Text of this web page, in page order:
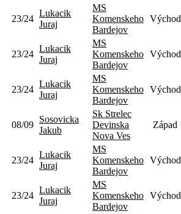
23/24
Lukacik
Juraj
MS
Komenskeho
Bardejov
Východ
23/24
Lukacik
Juraj
MS
Komenskeho
Bardejov
Východ
23/24
Lukacik
Juraj
MS
Komenskeho
Bardejov
Východ
08/09
Sosovicka
Jakub
Sk Strelec
Devinska
Nova Ves
Západ
23/24
Lukacik
Juraj
MS
Komenskeho
Bardejov
Východ
23/24
Lukacik
Juraj
MS
Komenskeho
Bardejov
Východ